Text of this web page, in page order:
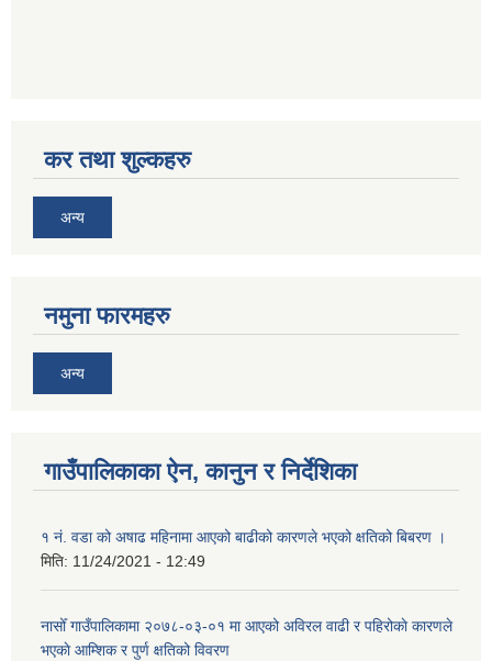
कर तथा शुल्कहरु
अन्य
नमुना फारमहरु
अन्य
गाउँपालिकाका ऐन, कानुन र निर्देशिका
१ नं. वडा को अषाढ महिनामा आएको बाढीको कारणले भएको क्षतिको बिबरण ।
मिति: 11/24/2021 - 12:49
नासोँ गाउँपालिकामा २०७८-०३-०१ मा आएको अविरल वाढी र पहिरोकाे कारणले
भएकाे आम्शिक र पुर्ण क्षतिको विवरण